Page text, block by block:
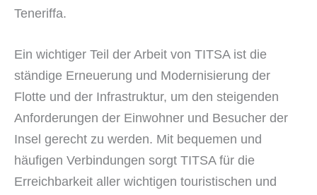
Teneriffa.
Ein wichtiger Teil der Arbeit von TITSA ist die
ständige Erneuerung und Modernisierung der
Flotte und der Infrastruktur, um den steigenden
Anforderungen der Einwohner und Besucher der
Insel gerecht zu werden. Mit bequemen und
häufigen Verbindungen sorgt TITSA für die
Erreichbarkeit aller wichtigen touristischen und